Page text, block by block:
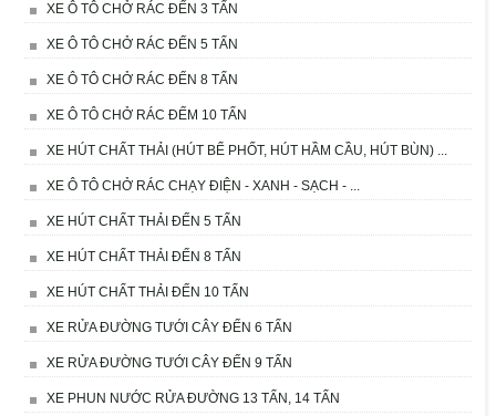
XE Ô TÔ CHỞ RÁC ĐẾN 3 TẤN
XE Ô TÔ CHỞ RÁC ĐẾN 5 TẤN
XE Ô TÔ CHỞ RÁC ĐẾN 8 TẤN
XE Ô TÔ CHỞ RÁC ĐẾM 10 TẤN
XE HÚT CHẤT THẢI (HÚT BỂ PHỐT, HÚT HẦM CẦU, HÚT BÙN) ...
XE Ô TÔ CHỞ RÁC CHẠY ĐIỆN - XANH - SẠCH - ...
XE HÚT CHẤT THẢI ĐẾN 5 TẤN
XE HÚT CHẤT THẢI ĐẾN 8 TẤN
XE HÚT CHẤT THẢI ĐẾN 10 TẤN
XE RỬA ĐƯỜNG TƯỚI CÂY ĐẾN 6 TẤN
XE RỬA ĐƯỜNG TƯỚI CÂY ĐẾN 9 TẤN
XE PHUN NƯỚC RỬA ĐƯỜNG 13 TẤN, 14 TẤN